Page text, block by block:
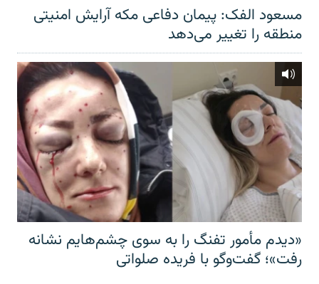
مسعود الفک: پیمان دفاعی مکه آرایش امنیتی
منطقه را تغییر می‌دهد
«دیدم مأمور تفنگ را به سوی چشم‌هایم نشانه
رفت»؛ گفت‌و‌گو با فریده صلواتی